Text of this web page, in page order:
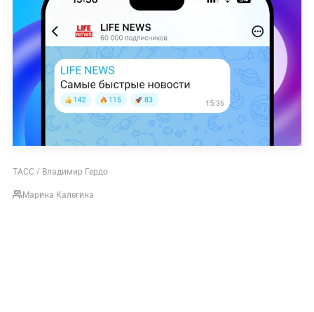
ТАСС / Владимир Гердо
Марина Калегина